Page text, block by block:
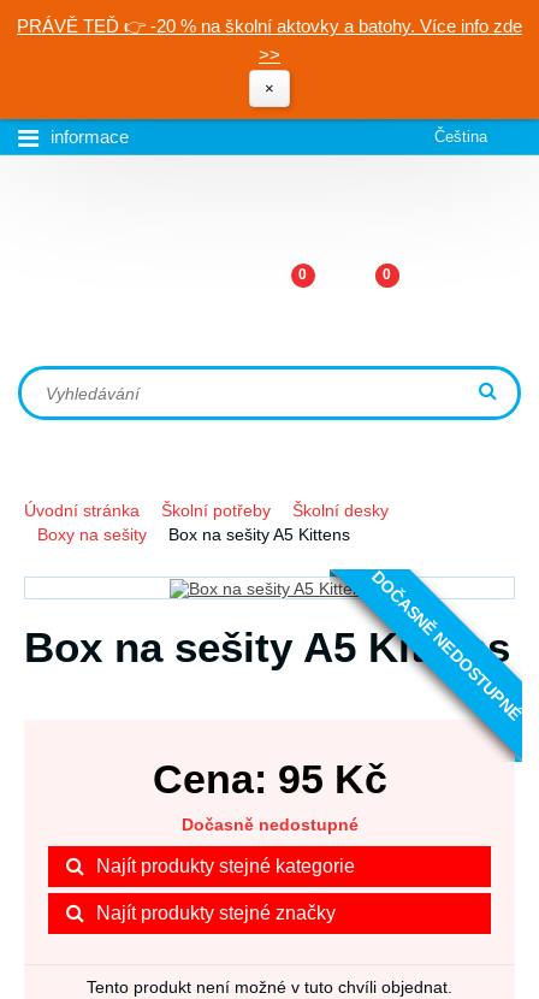
PRÁVĚ TEĎ 👉 -20 % na školní aktovky a batohy. Více info zde
>>
×
informace Čeština
0 0
Úvodní stránka Školní potřeby
Školní desky
Boxy na sešity
Box na sešity A5 Kittens
DOČASNĚ NEDOSTUPNÉ
Box na sešity A5 Kittens
Cena: 95 Kč
Dočasně nedostupné
Najít produkty stejné kategorie
Najít produkty stejné značky
Tento produkt není možné v tuto chvíli objednat.